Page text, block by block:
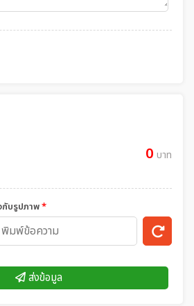
0 บาท
กับรูปภาพ*
ส่งข้อมูล